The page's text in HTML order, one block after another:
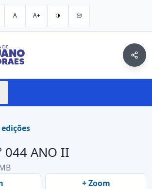
A A+
044 ANO II
+ Zoom